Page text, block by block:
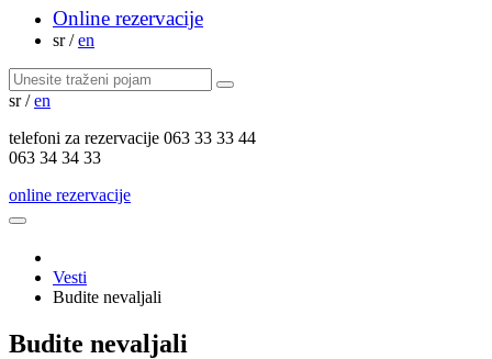
Online rezervacije
sr / en
sr / en
telefoni za rezervacije 063 33 33 44
063 34 34 33
online rezervacije
Vesti
Budite nevaljali
Budite nevaljali